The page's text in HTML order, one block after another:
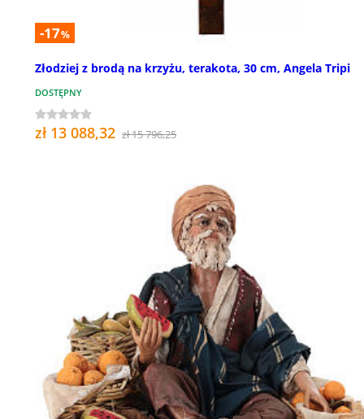
-17%
Złodziej z brodą na krzyżu, terakota, 30 cm, Angela Tripi
DOSTĘPNY
zł 13 088,32 zł 15 796,25